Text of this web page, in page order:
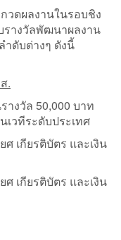
วดผลงานในรอบชิง
รางวัลพัฒนาผลงาน
ำดับต่างๆ ดังนี้
.
งวัล 50,000 บาท
วทีระดับประเทศ
ศ เกียรติบัตร และเงิน
ศ เกียรติบัตร และเงิน